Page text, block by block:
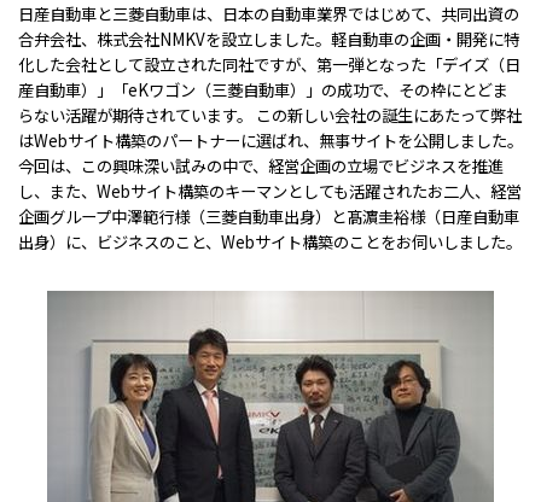
日産自動車と三菱自動車は、日本の自動車業界ではじめて、共同出資の
合弁会社、株式会社NMKVを設立しました。軽自動車の企画・開発に特
化した会社として設立された同社ですが、第一弾となった「デイズ（日
産自動車）」「eKワゴン（三菱自動車）」の成功で、その枠にとどま
らない活躍が期待されています。 この新しい会社の誕生にあたって弊社
はWebサイト構築のパートナーに選ばれ、無事サイトを公開しました。
今回は、この興味深い試みの中で、経営企画の立場でビジネスを推進
し、また、Webサイト構築のキーマンとしても活躍されたお二人、経営
企画グループ中澤範行様（三菱自動車出身）と髙濵圭裕様（日産自動車
出身）に、ビジネスのこと、Webサイト構築のことをお伺いしました。